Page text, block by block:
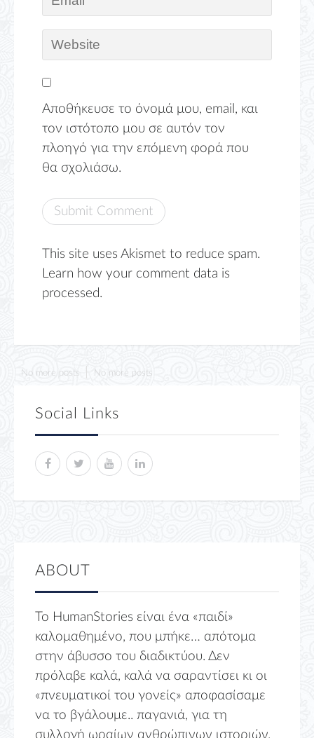
Αποθήκευσε το όνομά μου, email, και
τον ιστότοπο μου σε αυτόν τον
πλοηγό για την επόμενη φορά που
θα σχολιάσω.
This site uses Akismet to reduce spam.
Learn how your comment data is
processed.
No more posts No more posts
Social Links
ABOUT
Το HumanStories είναι ένα «παιδί»
καλομαθημένο, που μπήκε… απότομα
στην άβυσσο του διαδικτύου. Δεν
πρόλαβε καλά, καλά να σαραντίσει κι οι
«πνευματικοί του γονείς» αποφασίσαμε
να το βγάλουμε.. παγανιά, για τη
συλλογή ωραίων ανθρώπινων ιστοριών.